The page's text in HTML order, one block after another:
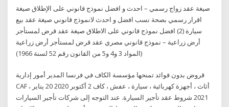
صيغة عقد زواج رسمي – احدث و افضل نموذج قانوني على الإطلاق صيغة
اقرار رسمي بصحة نسب افضل و احدث لانموذج قانوني صيغة عقد بيع
سيارة (2) افضل نموذج قانوني على الاطلاق صيغة عقد قرض لمستأجر
أرض زراعية – نموذج قانوني مصري عقد قرض لمستأجر أرض زراعية
(المواد 3 و4 و5 من القانون رقم 52 لسنة 1966)
قروض بدون فوائد تمنحها مؤسسة الكاف في فرنسا المدير أمور إدارية
CAF ، أثاث ، أجهزة كهربائية ، سيارة ، عفش ، كاف 2 أكتوبر 2020 20 يناير
2021 شروط عقد تأجير السيارة. عند التوجه إلى شركات تأجير السيارات